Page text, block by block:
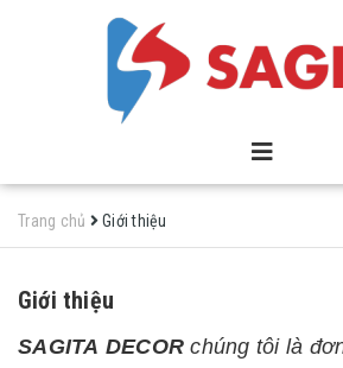
Trang chủ Giới thiệu
Giới thiệu
SAGITA DECORchúng tôi là